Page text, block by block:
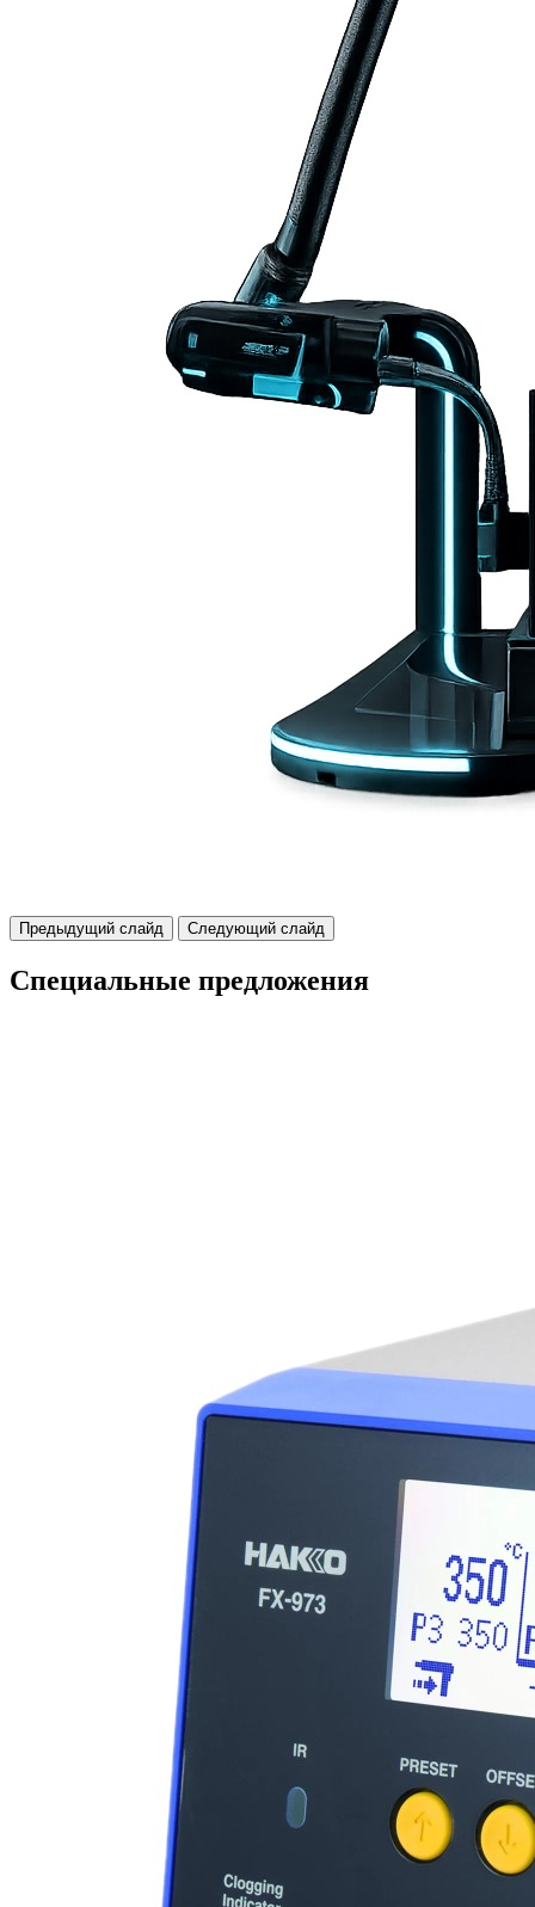
Предыдущий слайд Следующий слайд
Специальные предложения